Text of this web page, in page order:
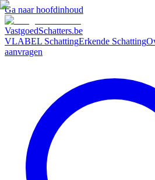
Ga naar hoofdinhoud
VastgoedSchatters.be
VLABEL SchattingErkende Schatting
aanvragen